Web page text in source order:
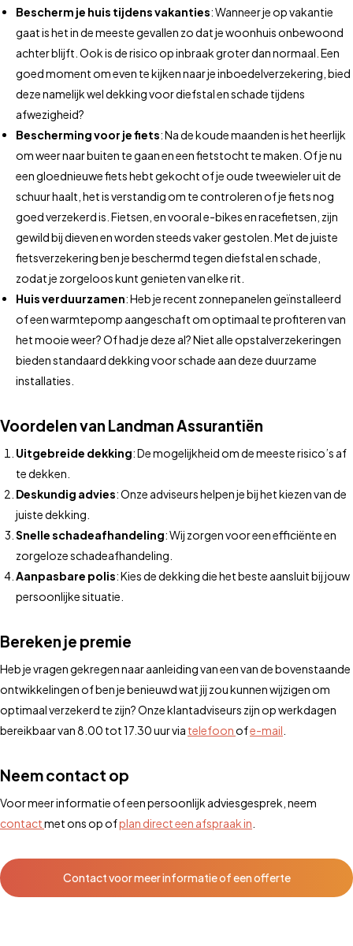
Bescherm je huis tijdens vakanties: Wanneer je op vakantie
gaat is het in de meeste gevallen zo dat je woonhuis onbewoond
achter blijft. Ook is de risico op inbraak groter dan normaal. Een
goed moment om even te kijken naar je inboedelverzekering, bied
deze namelijk wel dekking voor diefstal en schade tijdens
afwezigheid?
Bescherming voor je fiets: Na de koude maanden is het heerlijk
om weer naar buiten te gaan en een fietstocht te maken. Of je nu
een gloednieuwe fiets hebt gekocht of je oude tweewieler uit de
schuur haalt, het is verstandig om te controleren of je fiets nog
goed verzekerd is. Fietsen, en vooral e-bikes en racefietsen, zijn
gewild bij dieven en worden steeds vaker gestolen. Met de juiste
fietsverzekering ben je beschermd tegen diefstal en schade,
zodat je zorgeloos kunt genieten van elke rit.
Huis verduurzamen: Heb je recent zonnepanelen geïnstalleerd
of een warmtepomp aangeschaft om optimaal te profiteren van
het mooie weer? Of had je deze al? Niet alle opstalverzekeringen
bieden standaard dekking voor schade aan deze duurzame
installaties.
Voordelen van Landman Assurantiën
Uitgebreide dekking: De mogelijkheid om de meeste risico’s af
te dekken.
Deskundig advies: Onze adviseurs helpen je bij het kiezen van de
juiste dekking.
Snelle schadeafhandeling: Wij zorgen voor een efficiënte en
zorgeloze schadeafhandeling.
Aanpasbare polis: Kies de dekking die het beste aansluit bij jouw
persoonlijke situatie.
Bereken je premie
Heb je vragen gekregen naar aanleiding van een van de bovenstaande
ontwikkelingen of ben je benieuwd wat jij zou kunnen wijzigen om
optimaal verzekerd te zijn? Onze klantadviseurs zijn op werkdagen
bereikbaar van 8.00 tot 17.30 uur via telefoonofe-mail
Neem contact op
Voor meer informatie of een persoonlijk adviesgesprek, neem
contactmet ons op ofplan direct een afspraak in
Contact voor meer informatie of een offerte